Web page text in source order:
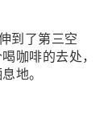
到了第三空
咖啡的去处，
地。